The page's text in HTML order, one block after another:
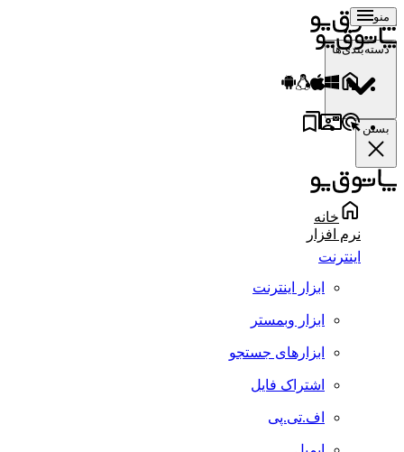
منو
دسته‌بندی‌ها
بستن
خانه
نرم افزار
اینترنت
ابزار اینترنت
ابزار وبمستر
ابزارهای جستجو
اشتراک فایل
اف.تی.پی